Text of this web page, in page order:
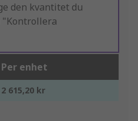
den kvantitet du
"Kontrollera
Per enhet
2 615,20 kr